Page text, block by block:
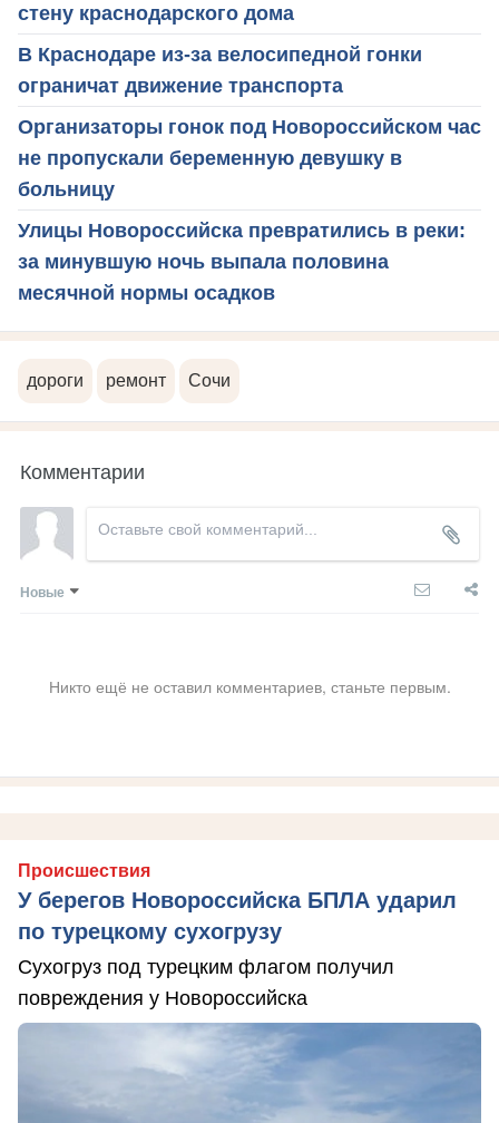
стену краснодарского дома
В Краснодаре из-за велосипедной гонки
ограничат движение транспорта
Организаторы гонок под Новороссийском час
не пропускали беременную девушку в
больницу
Улицы Новороссийска превратились в реки:
за минувшую ночь выпала половина
месячной нормы осадков
дороги ремонт Сочи
Комментарии
Новые
Никто ещё не оставил комментариев, станьте первым.
Происшествия
У берегов Новороссийска БПЛА ударил
по турецкому сухогрузу
Сухогруз под турецким флагом получил
повреждения у Новороссийска